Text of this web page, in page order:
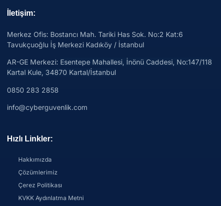
İletişim:
Merkez Ofis: Bostancı Mah. Tariki Has Sok. No:2 Kat:6
Tavukçuoğlu İş Merkezi Kadıköy / İstanbul
AR-GE Merkezi: Esentepe Mahallesi, İnönü Caddesi, No:147/118
Kartal Kule, 34870 Kartal/İstanbul
0850 283 2858
info@cyberguvenlik.com
Hızlı Linkler:
Hakkımızda
Çözümlerimiz
Çerez Politikası
KVKK Aydınlatma Metni